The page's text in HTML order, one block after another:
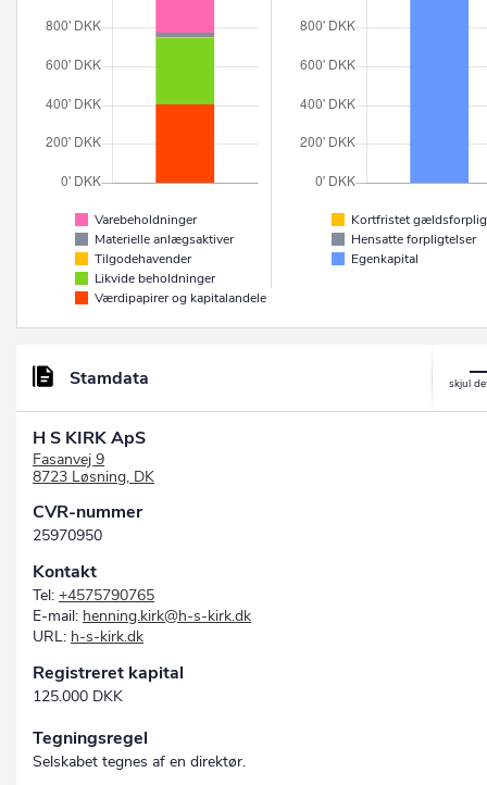
Varebeholdninger
Materielle anlægsaktiver
Tilgodehavender
Likvide beholdninger
Værdipapirer og kapitalandele
Kortfristet
Hensatte forpligtelser
Egenkapital
Stamdata
H S KIRK ApS
Fasanvej 9
8723 Løsning, DK
CVR-nummer
25970950
Kontakt
Tel: +4575790765
E-mail: henning.kirk@h-s-kirk.dk
URL: h-s-kirk.dk
Registreret kapital
125.000 DKK
Tegningsregel
Selskabet tegnes af en direktør.